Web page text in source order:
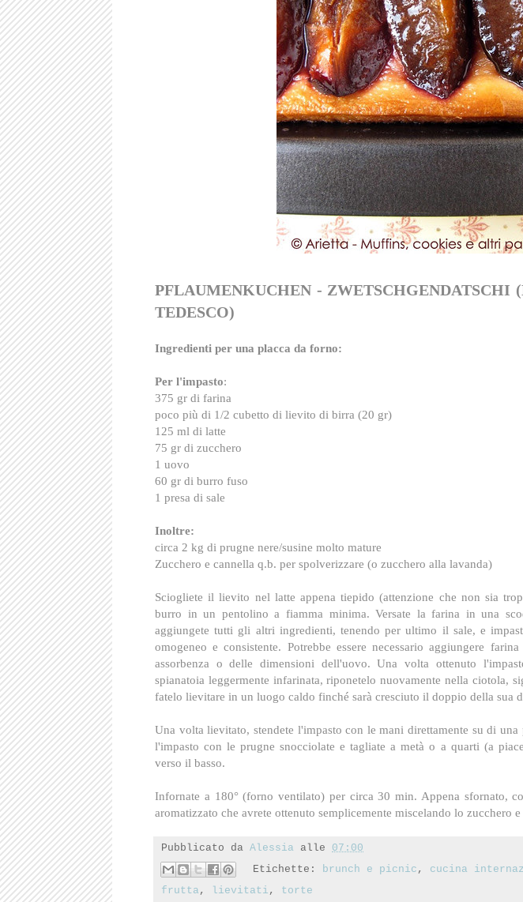
PFLAUMENKUCHEN - ZWETSCHGENDATSCHI
TEDESCO)
Ingredienti per una placca da forno:
Per l'impasto:
375 gr di farina
poco più di 1/2 cubetto di lievito di birra (20 gr)
125 ml di latte
75 gr di zucchero
1 uovo
60 gr di burro fuso
1 presa di sale
Inoltre:
circa 2 kg di prugne nere/susine molto mature
Zucchero e cannella q.b. per spolverizzare (o zucchero alla lavanda)
Sciogliete il lievito nel latte appena tiepido (attenzione che non sia
burro in un pentolino a fiamma minima. Versate la farina in una
aggiungete tutti gli altri ingredienti, tenendo per ultimo il sale, e
omogeneo e consistente. Potrebbe essere necessario aggiungere
assorbenza o delle dimensioni dell'uovo. Una volta ottenuto
spianatoia leggermente infarinata, riponetelo nuovamente nella ciotola,
fatelo lievitare in un luogo caldo finché sarà cresciuto il doppio della sua
Una volta lievitato, stendete l'impasto con le mani direttamente su di
l'impasto con le prugne snocciolate e tagliate a metà o a quarti (a
verso il basso.
Infornate a 180° (forno ventilato) per circa 30 min. Appena sfornato,
aromatizzato che avrete ottenuto semplicemente miscelando lo zucchero
Pubblicato da Alessia alle 07:00
Etichette:
brunch e picnic , cucina
frutta , lievitati , torte